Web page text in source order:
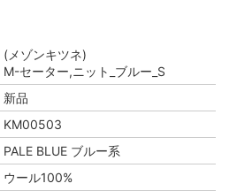
(メゾンキツネ)
M-セーター,ニット_ブルー_S
新品
KM00503
PALE BLUE ブルー系
ウール100%